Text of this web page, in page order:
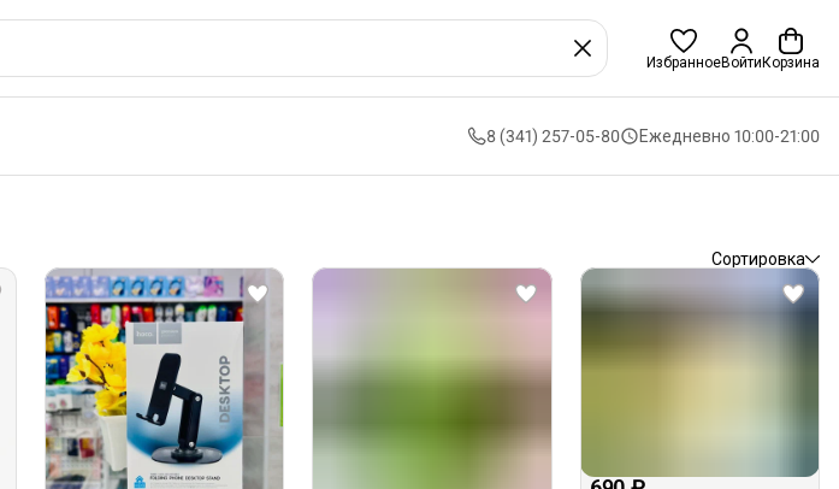
ИзбранноеВойти Корзина
8 (341) 257-05-80 Ежедневно 10:00-21:00
Сортировка